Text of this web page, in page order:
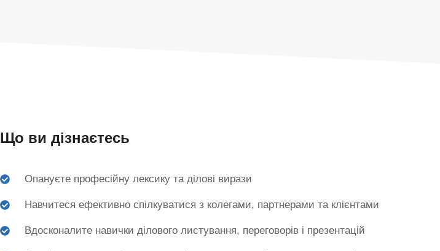
Що ви дізнаєтесь
Опануєте професійну лексику та ділові вирази
Навчитеся ефективно спілкуватися з колегами, партнерами та клієнтами
Вдосконалите навички ділового листування, переговорів і презентацій